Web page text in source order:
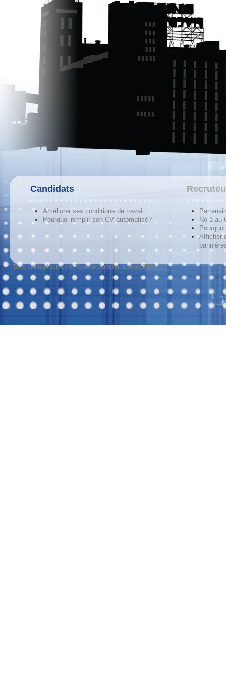
Candidats
Améliorer ses conditions de travail
Pourquoi remplir son CV automatisé?
No 1 au
Afficher
Tous droits réservés © Techno-Communication 2026